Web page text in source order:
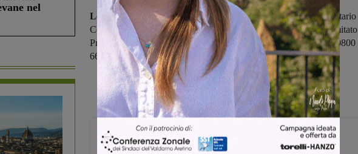
nel
Le coordinate:
Banca di credito cooperativo di Cavriglia. Intestatario
Confraternita di Misericordia di San Giovanni. La causale è: Comitato
Pro-Terremoto 24/08/2016. IBAN: IT93 U088 1171 4210 0000 0800
668.
Monica Campani